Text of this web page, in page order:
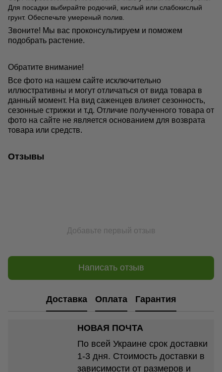
Для посадки выбирайте родючий, кислый или слабокислый
грунт. Обеспечьте умереный полив.
Звоните! Мы вас проконсультируем и поможем
подобрать растение.
Обратите внимание!
Все фото на нашем сайте исключительно
иллюстративны и могут отличаться от вида товара в
данный момент. На вид саженцев влияет сезонность,
сезонные стрижки и т.д. Отличие полученного товара от
фото на сайте не является основанием для возврата
товара или средств.
Отзывы
Добавьте первый отзыв
Написать отзыв
Доставка Оплата Гарантия
НОВАЯ ПОЧТА
По всей Украине срок доставки
1-3 дня. Стоимость доставки в
зависимости от размеров и